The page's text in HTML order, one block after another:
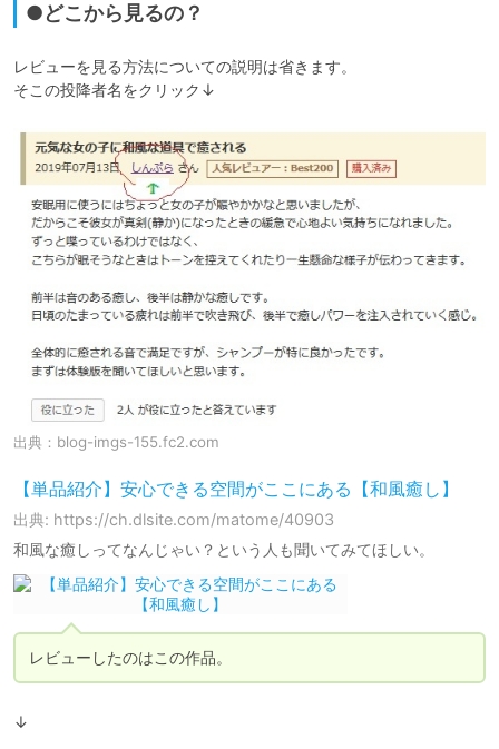
●どこから見るの？
レビューを見る方法についての説明は省きます。
そこの投降者名をクリック↓
出典： blog-imgs-155.fc2.com
【単品紹介】安心できる空間がここにある【和風癒し】
出典: https://ch.dlsite.com/matome/40903
和風な癒しってなんじゃい？という人も聞いてみてほしい。
レビューしたのはこの作品。
↓